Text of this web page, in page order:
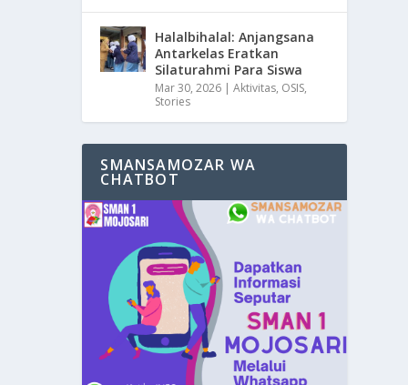
Halalbihalal: Anjangsana
Antarkelas Eratkan
Silaturahmi Para Siswa
Mar 30, 2026 |Aktivitas, OSIS,
Stories
SMANSAMOZAR WA
CHATBOT